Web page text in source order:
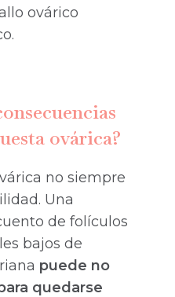
ovárico
ovárica?
no siempre
Una
de folículos
bajos de
puede no
quedarse